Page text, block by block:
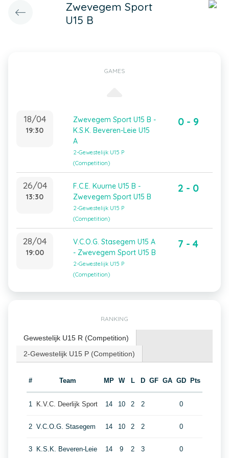
Zwevegem Sport
U15 B
GAMES
18/04
19:30
Zwevegem Sport U15 B -
K.S.K. Beveren-Leie U15
A
2-Gewestelijk U15 P
(Competition)
0 - 9
26/04
13:30
F.C.E. Kuurne U15 B -
Zwevegem Sport U15 B
2-Gewestelijk U15 P
(Competition)
2 - 0
28/04
19:00
V.C.O.G. Stasegem U15 A
- Zwevegem Sport U15 B
2-Gewestelijk U15 P
(Competition)
7 - 4
RANKING
Gewestelijk U15 R (Competition)
2-Gewestelijk U15 P (Competition)
# Team MP W L D GF GA GD Pts
1 K.V.C. Deerlijk Sport 14 10 2 2 0
2 V.C.O.G. Stasegem 14 10 2 2 0
3 K.S.K. Beveren-Leie 14 9 2 3 0